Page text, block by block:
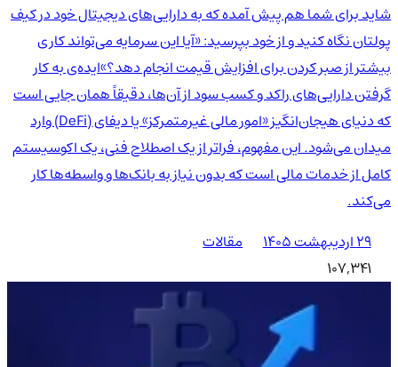
شاید برای شما هم پیش آمده که به دارایی‌های دیجیتال خود در کیف
پولتان نگاه کنید و از خود بپرسید: «آیا این سرمایه می‌تواند کاری
بیشتر از صبر کردن برای افزایش قیمت انجام دهد؟»ایده‌ی به کار
گرفتن دارایی‌های راکد و کسب سود از آن‌ها، دقیقاً همان جایی است
که دنیای هیجان‌انگیز «امور مالی غیرمتمرکز» یا دیفای (DeFi) وارد
میدان می‌شود. این مفهوم، فراتر از یک اصطلاح فنی، یک اکوسیستم
کامل از خدمات مالی است که بدون نیاز به بانک‌ها و واسطه‌ها کار
می‌کند.
۲۹ اردیبهشت ۱۴۰۵
مقالات
107,341